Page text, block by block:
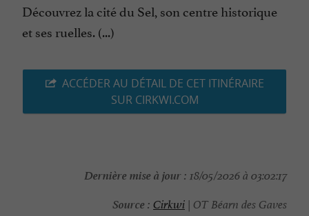
Découvrez la cité du Sel, son centre historique
et ses ruelles. (...)
ACCÉDER AU DÉTAIL DE CET ITINÉRAIRE
SUR CIRKWI.COM
Dernière mise à jour : 18/05/2026 à 03:02:17
Source : Cirkwi | OT Béarn des Gaves